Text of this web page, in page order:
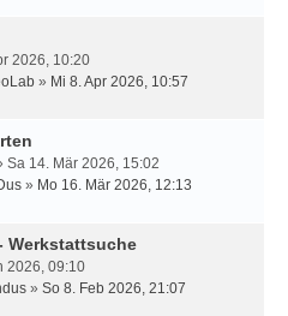
2026, 10:20
» Mi 8. Apr 2026, 10:57
Sa 14. Mär 2026, 15:02
» Mo 16. Mär 2026, 12:13
Werkstattsuche
2026, 09:10
» So 8. Feb 2026, 21:07